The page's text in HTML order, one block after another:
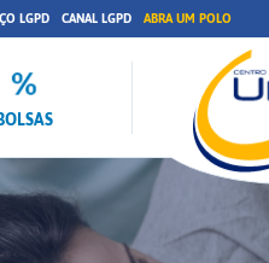
LGPD CANAL LGPD ABRA UM POLO